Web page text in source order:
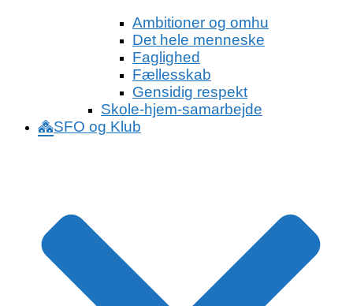
Ambitioner og omhu
Det hele menneske
Faglighed
Fællesskab
Gensidig respekt
Skole-hjem-samarbejde
SFO og Klub